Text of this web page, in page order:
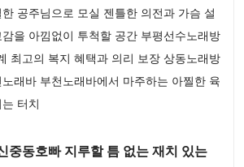
공주님으로 모실 젠틀한 의전과 가슴 설
을 아낌없이 투척할 공간 부평선수노래방
최고의 복지 혜택과 의리 보장 상동노래방
래바 부천노래바에서 마주하는 아찔한 육
터치
중동호빠 지루할 틈 없는 재치 있는